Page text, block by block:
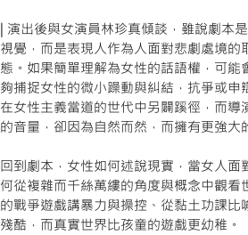
| 演出後與女演員林珍真傾談，雖說劇本
視覺，而是表現人作為人面對悲劇處境
態。如果簡單理解為女性的話語權，可
夠捕捉女性的微小躁動與糾結，抗爭或
在女性主義當道的世代中另闢蹊徑，而
的音量，卻因為自然而然，而擁有更強大
回到劇本，女性如何述說現實，當女人
何從複雜而千絲萬縷的角度與概念中觀
的戰爭遊戲講暴力與操控、從黏土功課
殘酷，而真實世界比孩童的遊戲更幼稚